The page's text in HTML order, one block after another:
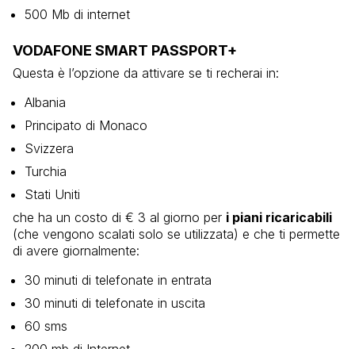
500 Mb di internet
VODAFONE SMART PASSPORT+
Questa è l’opzione da attivare se ti recherai in:
Albania
Principato di Monaco
Svizzera
Turchia
Stati Uniti
che ha un costo di € 3 al giorno per i piani ricaricabili
(che vengono scalati solo se utilizzata) e che ti permette
di avere giornalmente:
30 minuti di telefonate in entrata
30 minuti di telefonate in uscita
60 sms